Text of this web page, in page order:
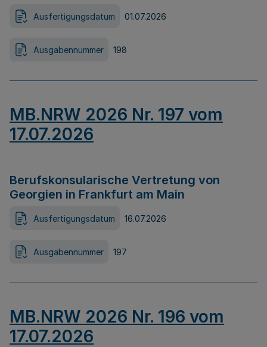
Ausfertigungsdatum 01.07.2026
Ausgabennummer 198
MB.NRW 2026 Nr. 197 vom
17.07.2026
Berufskonsularische Vertretung von
Georgien in Frankfurt am Main
Ausfertigungsdatum 16.07.2026
Ausgabennummer 197
MB.NRW 2026 Nr. 196 vom
17.07.2026